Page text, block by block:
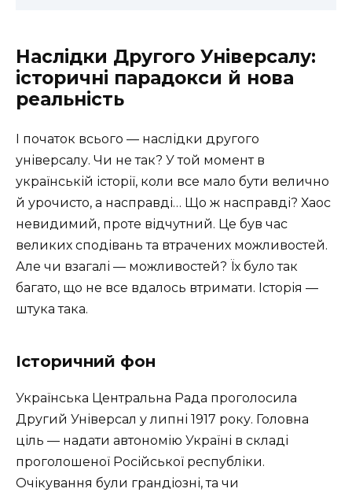
Наслідки Другого Універсалу:
історичні парадокси й нова
реальність
І початок всього — наслідки другого
універсалу. Чи не так? У той момент в
українській історії, коли все мало бути велично
й урочисто, а насправді… Що ж насправді? Хаос
невидимий, проте відчутний. Це був час
великих сподівань та втрачених можливостей.
Але чи взагалі — можливостей? Їх було так
багато, що не все вдалось втримати. Історія —
штука така.
Історичний фон
Українська Центральна Рада проголосила
Другий Універсал у липні 1917 року. Головна
ціль — надати автономію Україні в складі
проголошеної Російської республіки.
Очікування були грандіозні, та чи